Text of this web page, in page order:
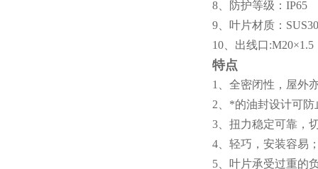
8 、防护等级：IP65
9 、叶片材质：
10 、出线口:M20×1.5
特点
1
、全密闭性，屋外
2 、*的油封设计可
3 、扭力稳定可靠，
4 、轻巧，安装容易
5 、叶片承受过重的